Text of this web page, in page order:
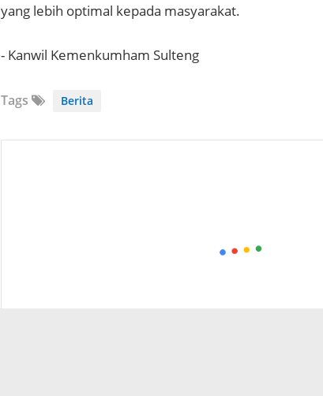
yang lebih optimal kepada masyarakat.
- Kanwil Kemenkumham Sulteng
Tags Berita